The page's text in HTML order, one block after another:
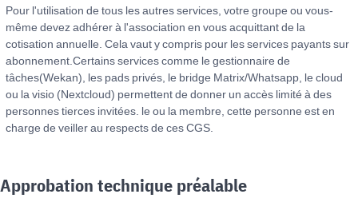
Pour l'utilisation de tous les autres services, votre groupe ou vous-
même devez adhérer à l'association en vous acquittant de la
cotisation annuelle. Cela vaut y compris pour les services payants sur
abonnement.Certains services comme le gestionnaire de
tâches(Wekan), les pads privés, le bridge Matrix/Whatsapp, le cloud
ou la visio (Nextcloud) permettent de donner un accès limité à des
personnes tierces invitées. le ou la membre, cette personne est en
charge de veiller au respects de ces CGS.
Approbation technique préalable